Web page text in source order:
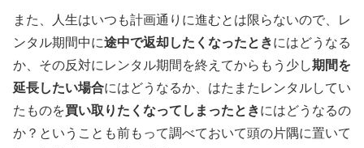
また、人生はいつも計画通りに進むとは限らないので、レ
ンタル期間中に途中で返却したくなったときにはどうなる
か、その反対にレンタル期間を終えてからもう少し期間を
延長したい場合にはどうなるか、はたまたレンタルしてい
たものを買い取りたくなってしまったときにはどうなるの
か？ということも前もって調べておいて頭の片隅に置いて